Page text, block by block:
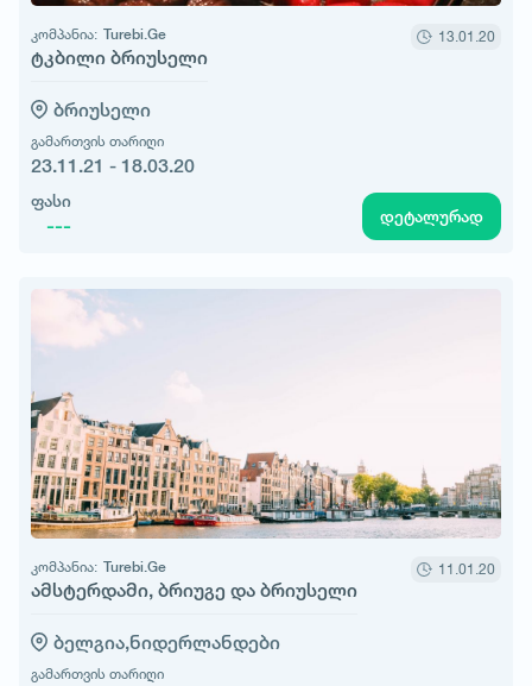
კომპანია: Turebi.Ge
ტკბილი ბრიუსელი
13.01.20
ბრიუსელი
გამართვის თარიღი
23.11.21 - 18.03.20
ფასი
--- დეტალურად
კომპანია: Turebi.Ge
ამსტერდამი, ბრიუგე და ბრიუსელი
11.01.20
ბელგია,ნიდერლანდები
გამართვის თარიღი